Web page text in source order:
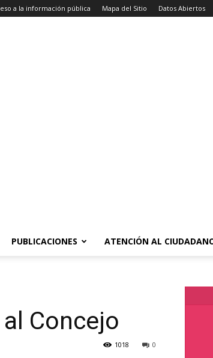
a la información pública Mapa del Sitio Datos Abiertos
PUBLICACIONES ATENCIÓN AL
Concejo
0
1018